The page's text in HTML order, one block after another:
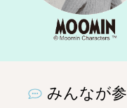
みんなが